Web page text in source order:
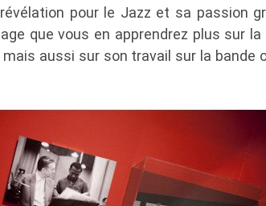
pour le Jazz et sa passion
que vous en apprendrez plus sur la
mais aussi sur son travail sur la bande